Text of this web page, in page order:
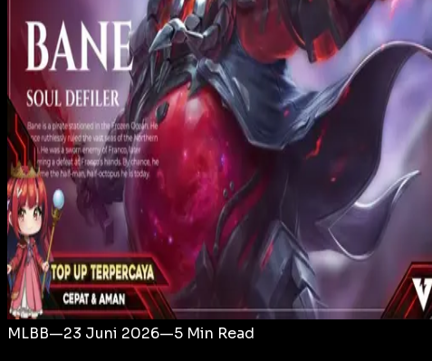
MLBB—23 Juni 2026—5 Min Read